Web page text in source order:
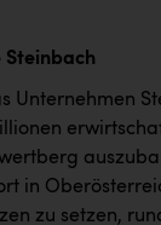
Steinbach
Unternehmen
in
zu setzen,